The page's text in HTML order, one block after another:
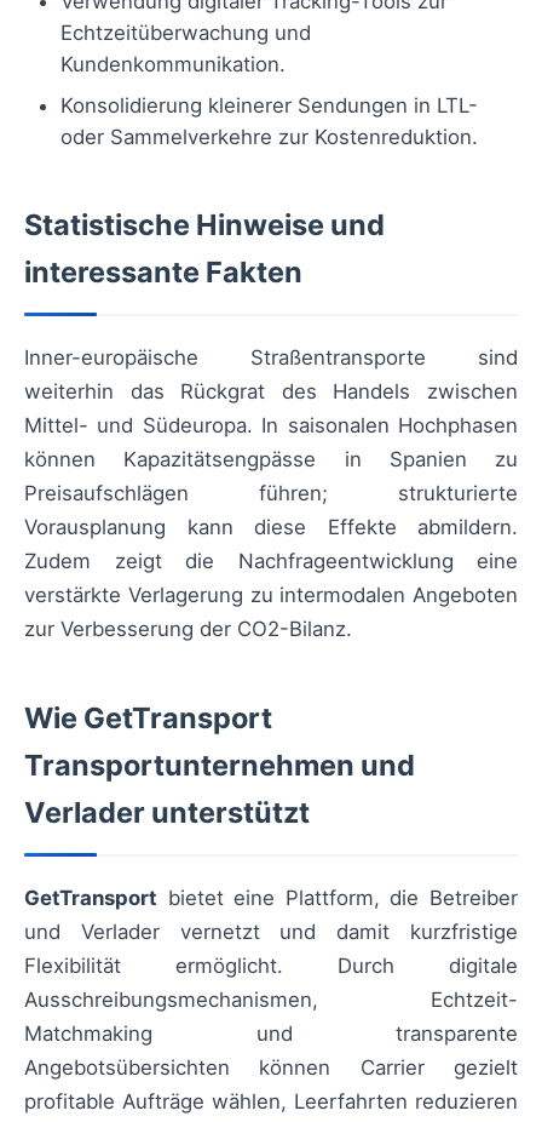
Echtzeitüberwachung und
Kundenkommunikation.
Konsolidierung kleinerer Sendungen in LTL-
oder Sammelverkehre zur Kostenreduktion.
Statistische Hinweise und
interessante Fakten
Inner-europäische Straßentransporte sind
weiterhin das Rückgrat des Handels zwischen
Mittel- und Südeuropa. In saisonalen Hochphasen
können Kapazitätsengpässe in Spanien zu
Preisaufschlägen führen; strukturierte
Vorausplanung kann diese Effekte abmildern.
Zudem zeigt die Nachfrageentwicklung eine
verstärkte Verlagerung zu intermodalen Angeboten
zur Verbesserung der CO2-Bilanz.
Wie GetTransport
Transportunternehmen und
Verlader unterstützt
GetTransport bietet eine Plattform, die Betreiber
und Verlader vernetzt und damit kurzfristige
Flexibilität ermöglicht. Durch digitale
Ausschreibungsmechanismen, Echtzeit-
Matchmaking und transparente
Angebotsübersichten können Carrier gezielt
profitable Aufträge wählen, Leerfahrten reduzieren